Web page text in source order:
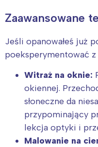
Zaawansowane
Jeśli opanowałeś już
poeksperymentować
Witraż na oknie:
okiennej.
słoneczne da
przypominający
lekcja optyki i
Malowanie na